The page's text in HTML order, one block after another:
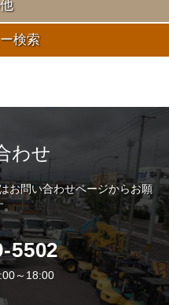
検索
わせ
お問い合わせページからお願
。
5502
～18:00